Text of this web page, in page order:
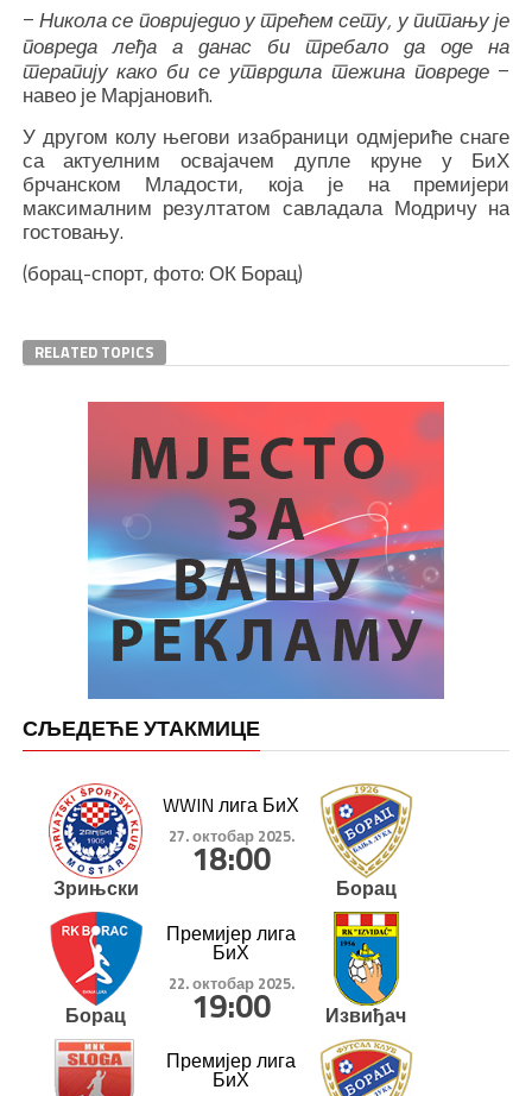
–Никола се повриједио у трећем сету, у питању је
повреда леђа а данас би требало да оде на
терапију како би се утврдила тежина повреде–
навео је Марјановић.
У другом колу његови изабраници одмјериће снаге
са актуелним освајачем дупле круне у БиХ
брчанском Младости, која је на премијери
максималним резултатом савладала Модричу на
гостовању.
(борац-спорт, фото: ОК Борац)
RELATED TOPICS
СЉЕДЕЋЕ УТАКМИЦЕ
Зрињски
WWIN лига БиХ
27. октобар 2025.
18:00
Борац
Борац
Премијер лига
БиХ
22. октобар 2025.
19:00 Извиђач
Премијер лига
БиХ